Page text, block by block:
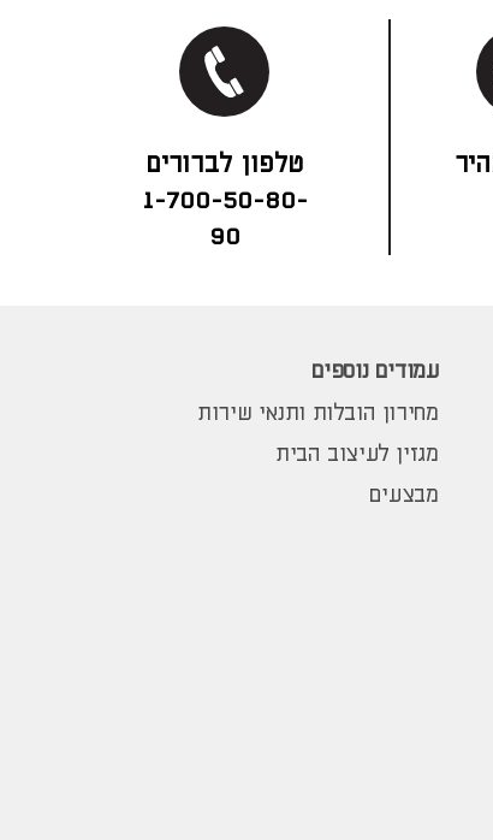
1-700-50-80-
90
עמודים נוספים
מחירון הובלות ותנאי שירות
מגזין לעיצוב הבית
מבצעים